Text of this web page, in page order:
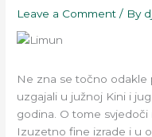
Leave a Comment / By
Ne zna se točno odakle
uzgajali u južnoj Kini i
godina. O tome
Izuzetno fine izrade i u